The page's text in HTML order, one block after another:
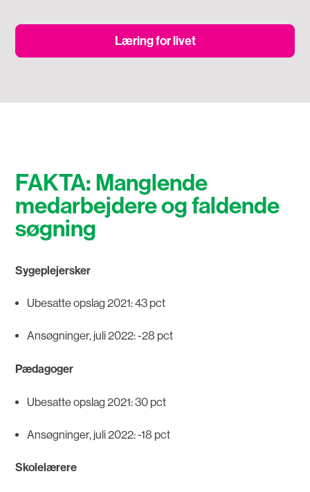
Læring for livet
FAKTA: Manglende
medarbejdere og faldende
søgning
Sygeplejersker
Ubesatte opslag 2021: 43 pct
Ansøgninger, juli 2022: -28 pct
Pædagoger
Ubesatte opslag 2021: 30 pct
Ansøgninger, juli 2022: -18 pct
Skolelærere